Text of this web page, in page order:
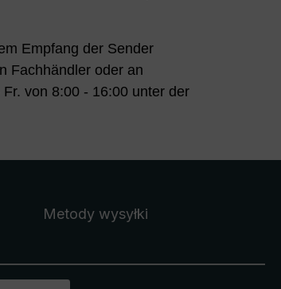
Empfang der Sender
Fachhändler oder an
von 8:00 - 16:00 unter der
Metody wysyłki